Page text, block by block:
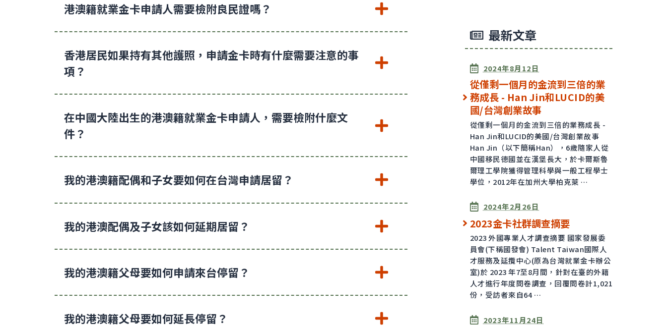
港澳籍就業金卡申請人需要檢附良民證嗎？
香港居民如果持有其他護照，申請金卡時有什麼需要注意的事
項？
在中國大陸出生的港澳籍就業金卡申請人，需要檢附什麼文
件？
我的港澳籍配偶和子女要如何在台灣申請居留？
我的港澳配偶及子女該如何延期居留？
我的港澳籍父母要如何申請來台停留？
我的港澳籍父母要如何延長停留？
最新文章
已發表2024年8月12日
從僅剩一個月的金流到三倍的業
務成長 - Han Jin和LUCID的美
國/台灣創業故事
從僅剩一個月的金流到三倍的業務成長 -
Han Jin和LUCID的美國/台灣創業故事
Han Jin（以下簡稱Han），6歲隨家人從
中國移民德國並在漢堡長大，於卡爾斯魯
爾理工學院獲得管理科學與一般工程學士
學位，2012年在加州大學柏克萊 …
已發表2024年2月26日
2023金卡社群調查摘要
2023 外國專業人才調查摘要 國家發展委
員會(下稱國發會) Talent Taiwan國際人
才服務及延攬中心(原為台灣就業金卡辦公
室)於 2023 年7至8月間，針對在臺的外籍
人才進行年度問卷調查，回覆問卷計1,021
份，受訪者來自64 …
已發表2023年11月24日